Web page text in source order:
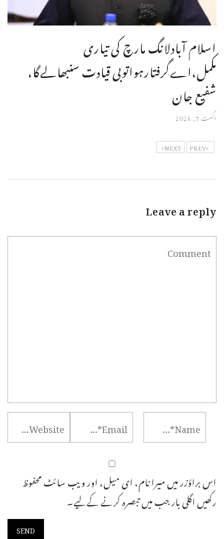
اسلام آبادلانگ مارچ کی تیاری
مکمل،اےگرفتارہواتوبی قیادت سنبھالےگا،
شفیع جان
اگست 7, 2026
PREV
NEXT
Leave a reply
اس براؤزر میں میرا نام، ای میل، اور ویب سائٹ محفوظ
رکھیں اگلی بار جب میں تبصرہ کرنے کےلیے۔